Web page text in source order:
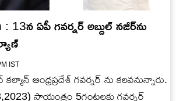
13న ఏపీ గవర్నర్ అబ్దుల్ నజీర్‌ను
IST
ఆంధ్రప్రదేశ్ గవర్నర్ ను కలవనున్నారు.
సాయంత్రం 5గంటలకు గవర్నర్